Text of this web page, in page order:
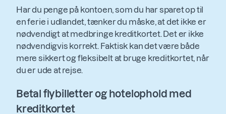
Har du penge på kontoen, som du har sparet op til
en ferie i udlandet, tænker du måske, at det ikke er
nødvendigt at medbringe kreditkortet. Det er ikke
nødvendigvis korrekt. Faktisk kan det være både
mere sikkert og fleksibelt at bruge kreditkortet, når
du er ude at rejse.
Betal flybilletter og hotelophold med
kreditkortet